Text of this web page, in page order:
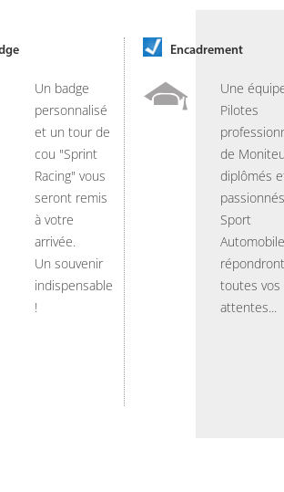
Un badge
personnalisé
et un tour de
cou "Sprint
Racing" vous
seront remis
à votre
arrivée.
Un souvenir
indispensable
!
Encadrement
Une
Pilotes
de
diplômés
Sport
Automobile
toutes vos
attentes...